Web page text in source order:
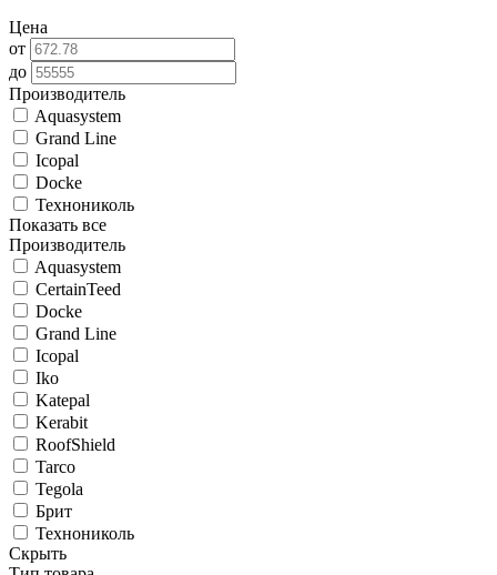
Цена
от
до
Производитель
Aquasystem
Grand Line
Icopal
Docke
Технониколь
Показать все
Производитель
Aquasystem
CertainTeed
Docke
Grand Line
Icopal
Iko
Katepal
Kerabit
RoofShield
Tarco
Tegola
Брит
Технониколь
Скрыть